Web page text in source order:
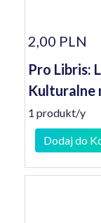
2,00 PLN
Pro Libris:
Kulturalne
1 produkt/y
Dodaj do